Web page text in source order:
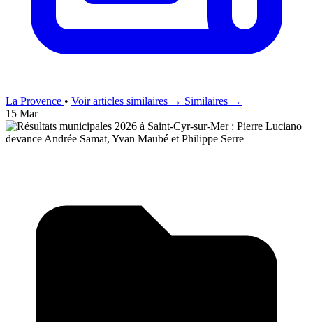
La Provence • Voir articles similaires → Similaires →
15 Mar